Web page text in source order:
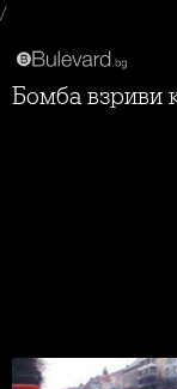
/
Бомба